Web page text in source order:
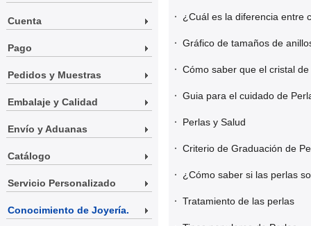
Cuenta
Pago
Pedidos y Muestras
Embalaje y Calidad
Envío y Aduanas
Catálogo
Servicio Personalizado
Conocimiento de Joyería.
· ¿Cuál es la diferencia entre
· Gráfico de tamaños de
· Cómo saber que el cristal
· Guia para el cuidado de
· Perlas y Salud
· Criterio de Graduación de
· ¿Cómo saber si las perlas
· Tratamiento de las perlas